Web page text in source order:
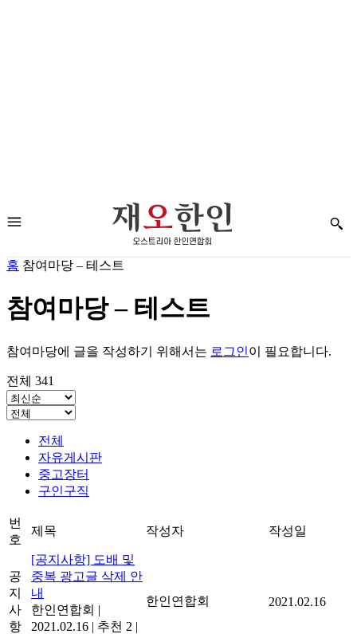
홈 참여마당 – 테스트
참여마당 – 테스트
참여마당에 글을 작성하기 위해서는 로그인이 필요합니다.
전체 341
전체
자유게시판
중고장터
구인구직
번
호
제목 작성자 작성일
공
지
사
항
[공지사항] 도배 및
중복 광고글 삭제 안
내
한인연합회 |
2021.02.16 | 추천 2 |
한인연합회 2021.02.16